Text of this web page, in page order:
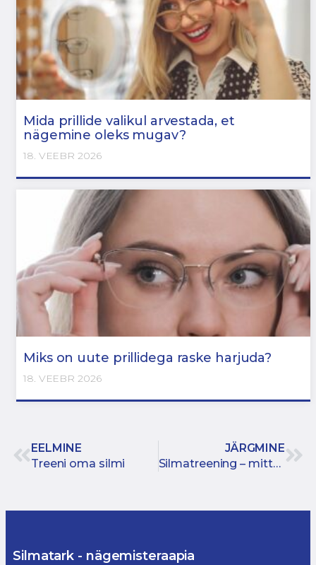
Mida prillide valikul arvestada, et
nägemine oleks mugav?
18. VEEBR 2026
Miks on uute prillidega raske harjuda?
18. VEEBR 2026
EELMINE
Treeni oma silmi
JÄRGMINE
Silmatreening – mitte ainult silmadele
Silmatark - nägemisteraapia